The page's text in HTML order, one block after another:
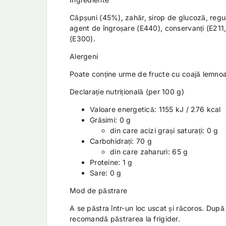
Căpșuni (45%), zahăr, sirop de glucoză,
agent de îngroșare (E440), conservanți
(E300).
Alergeni
Poate conține urme de fructe cu coajă
Declarație nutrițională (per 100 g)
Valoare energetică: 1155 kJ / 276 kcal
Grăsimi: 0 g
din care acizi grași saturați: 0 g
Carbohidrați: 70 g
din care zaharuri: 65 g
Proteine: 1 g
Sare: 0 g
Mod de păstrare
A se păstra într-un loc uscat și răcoros.
recomandă păstrarea la frigider.